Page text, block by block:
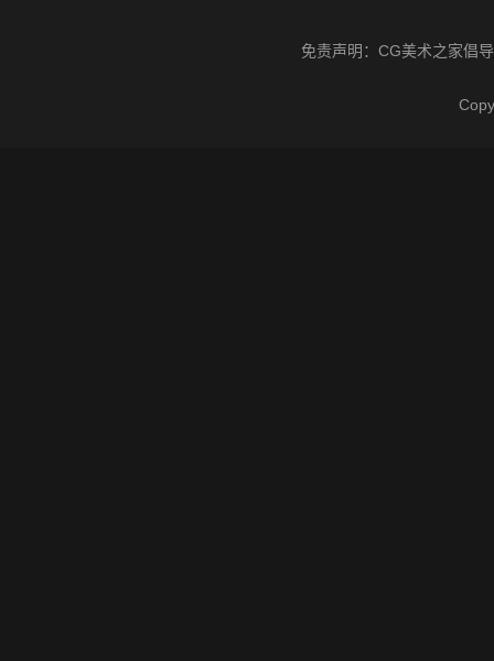
免责声明： CG美术之家倡